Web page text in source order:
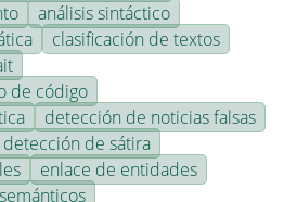
análisis sintáctico
clasificación de textos
de código
detección de noticias falsas
detección de sátira
enlace de entidades